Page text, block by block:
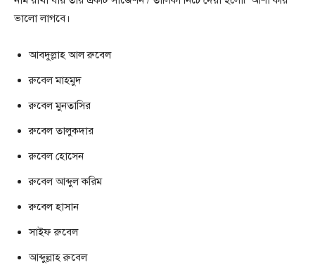
ভালো লাগবে।
আবদুল্লাহ আল রুবেল
রুবেল মাহমুদ
রুবেল মুনতাসির
রুবেল তালুকদার
রুবেল হােসেন
রুবেল আব্দুল করিম
রুবেল হাসান
সাইফ রুবেল
আব্দুল্লাহ রুবেল